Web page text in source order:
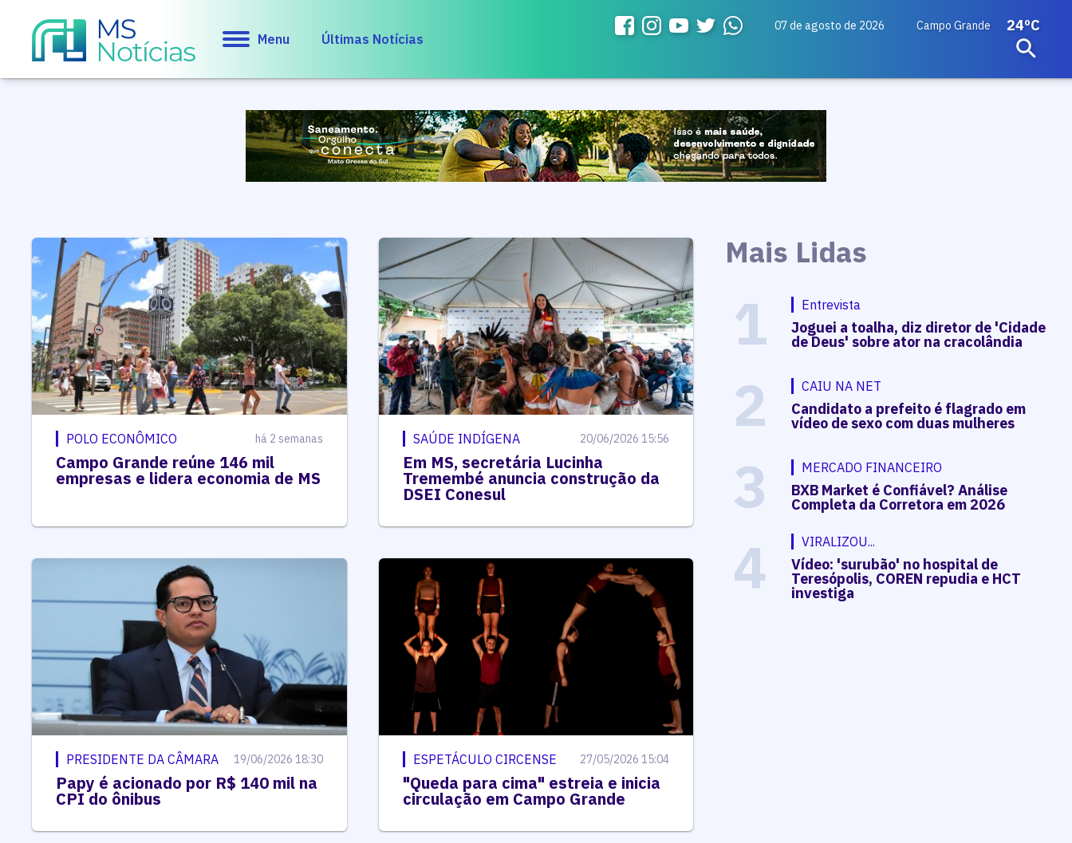
Menu Últimas Notícias
07 de agosto de 2026 Campo Grande 24ºC
POLO ECONÔMICO há 2 semanas
Campo Grande reúne 146 mil
empresas e lidera economia de MS
SAÚDE INDÍGENA 20/06/2026 15:56
Em MS, secretária Lucinha
Tremembé anuncia construção da
DSEI Conesul
PRESIDENTE DA CÂMARA 19/06/2026 18:30
Papy é acionado por R$ 140 mil na
CPI do ônibus
ESPETÁCULO CIRCENSE 27/05/2026 15:04
"Queda para cima" estreia e inicia
circulação em Campo Grande
Mais Lidas
1 Entrevista
Joguei a toalha, diz diretor de 'Cidade
de Deus' sobre ator na cracolândia
2 CAIU NA NET
Candidato a prefeito é flagrado em
vídeo de sexo com duas mulheres
3 MERCADO FINANCEIRO
BXB Market é Confiável? Análise
Completa da Corretora em 2026
4 VIRALIZOU...
Vídeo: 'surubão' no hospital de
Teresópolis, COREN repudia e HCT
investiga